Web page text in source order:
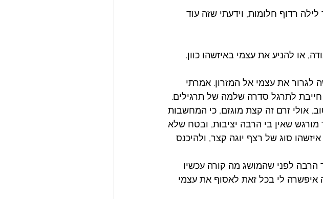
רדוף חלומות, וידעתי שזה עוד
או להניע את עצמי באיזשהו כוון.
לגרור את עצמי אל המזרון. אמרתי
לתרגל סדרה שלמה של תרגילים.
אולי זרם זה קצת מוגזם, כי המחשבות
מורגש שאין בי הרבה יציבות, ובטח שלא
סוג של רצף יוגה קצר, ולהיכנס
הרבה לפני שהמושג מה קורה עכשיו
איפשרה לי בכל זאת לאסוף את עצמי